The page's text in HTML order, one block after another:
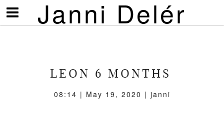
Janni Delér
Visa/göm
meny
LEON 6 MONTHS
08:14 | May 19, 2020 | janni